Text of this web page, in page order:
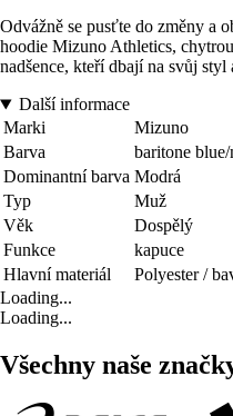
Odvážně se pusťte do změny a
hoodie Mizuno Athletics,
nadšence, kteří dbají na svůj styl
Další informace
Marki
Mizuno
Barva
baritone
Dominantní barva Modrá
Typ
Muž
Věk
Dospělý
Funkce
kapuce
Hlavní materiál
Polyester /
Loading...
Loading...
Všechny naše